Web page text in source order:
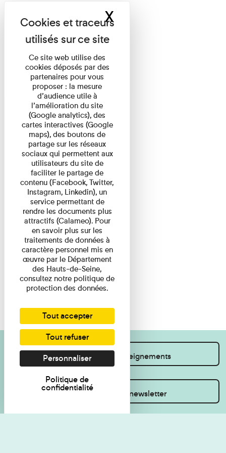
Je souhaite des renseignements
Inscrivez-vous à la newsletter
Ce site web utilise des
cookies déposés par des
partenaires pour vous
proposer : la mesure
d’audience utile à
l’amélioration du site
(Google analytics), des
cartes interactives (Google
maps), des boutons de
partage sur les réseaux
sociaux qui permettent aux
utilisateurs du site de
faciliter le partage de
contenu (Facebook, Twitter,
Instagram, Linkedin), un
service permettant de
rendre les documents plus
attractifs (Calameo). Pour
en savoir plus sur les
traitements de données à
caractère personnel mis en
œuvre par le Département
des Hauts-de-Seine,
consultez notre politique de
protection des données.
Tout accepter
Tout refuser
Personnaliser
Politique de
confidentialité
XMasquer le